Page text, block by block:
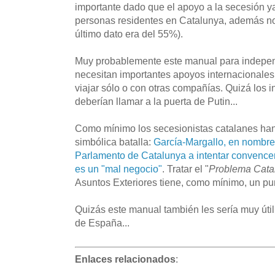
importante dado que el apoyo a la secesión
personas residentes en Catalunya, además
último dato era del 55%).
Muy probablemente este manual para
necesitan importantes apoyos
viajar sólo o con otras compañías. Quizá los
deberían llamar a la puerta de Putin...
Como mínimo los secesionistas catalanes
simbólica batalla: García-Margallo, en
Parlamento de Catalunya a intentar
es un "mal negocio". Tratar el "Problema
Asuntos Exteriores tiene, como mínimo, un
Quizás este manual también les sería muy
de España...
Enlaces relacionados: